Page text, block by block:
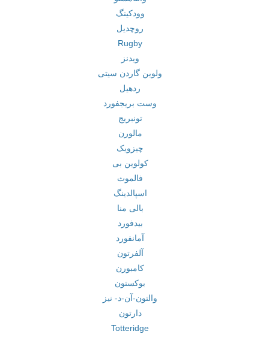
وودکینگ
روچدیل
Rugby
ویدنز
ولوین گاردن سیتی
ردهیل
وست بریجفورد
تونبریج
مالورن
چیزویک
کولوین بی
فالموث
اسپالدینگ
بالی منا
بیدفورد
آمانفورد
آلفرتون
کامبورن
بوکستون
والتون-آن-د- نیز
دارتون
Totteridge